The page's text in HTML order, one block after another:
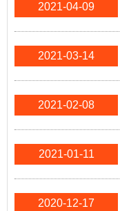
2021-04-09
2021-03-14
2021-02-08
2021-01-11
2020-12-17